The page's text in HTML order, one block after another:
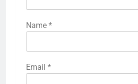
Name *
Email *